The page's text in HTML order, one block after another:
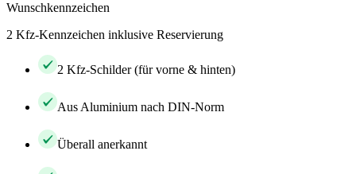
Wunschkennzeichen
2 Kfz-Kennzeichen inklusive Reservierung
2 Kfz-Schilder (für vorne & hinten)
Aus Aluminium nach DIN-Norm
Überall anerkannt